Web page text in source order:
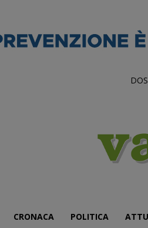
CRONACA POLITICA